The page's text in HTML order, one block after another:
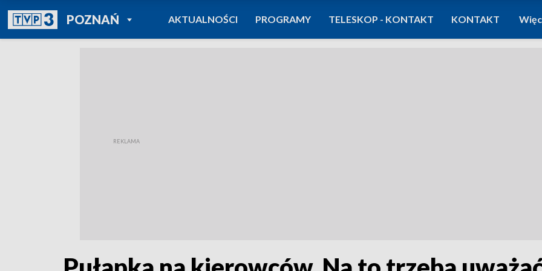
POZNAŃPOWRÓT DO
TVP REGIONY
AKTUALNOŚCI PROGRAMY TELESKOP - KONTAKT KONTAKT